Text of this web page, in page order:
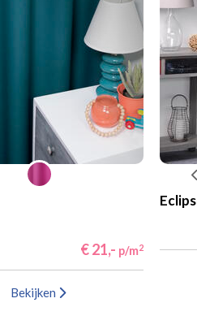
€ 21,- p/m2
Bekijken